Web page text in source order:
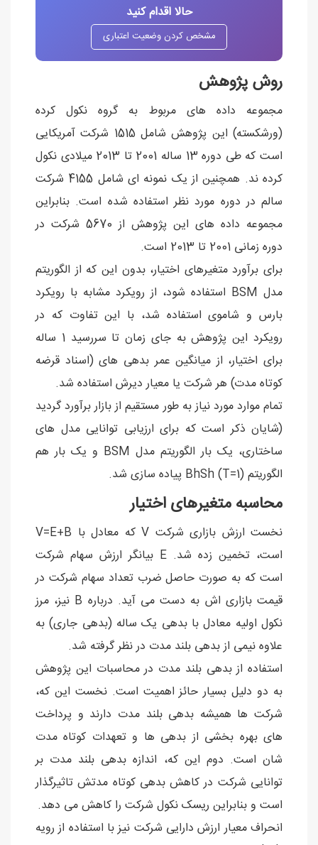
حالا اقدام کنید
مشخص کردن وضعیت اعتباری
روش پژوهش
مجموعه داده های مربوط به گروه نکول کرده
(ورشکسته) این پژوهش شامل 1515 شرکت آمریکایی
است که طی دوره 13 ساله 2001 تا 2013 میلادی نکول
کرده ند. همچنین از یک نمونه ای شامل 4155 شرکت
سالم در دوره مورد نظر استفاده شده است. بنابراین
مجموعه داده های این پژوهش از 5670 شرکت در
دوره زمانی 2001 تا 2013 است.
برای برآورد متغیرهای اختیار، بدون این که از الگوریتم
مدل BSM استفاده شود، از رویکرد مشابه با رویکرد
بارس و شاموی استفاده شد، با این تفاوت که در
رویکرد این پژوهش به جای زمان تا سررسید 1 ساله
برای اختیار، از میانگین عمر بدهی های (اسناد قرضه
کوتاه مدت) هر شرکت یا معیار دیرش استفاده شد.
تمام موارد مورد نیاز به طور مستقیم از بازار برآورد گردید
(شایان ذکر است که برای ارزیابی توانایی مدل های
ساختاری، یک بار الگوریتم مدل BSM و یک بار هم
الگوریتم BhSh (T=1) پیاده سازی شد.
محاسبه متغیرهای اختیار
نخست ارزش بازاری شرکت V که معادل با V=E+B
است، تخمین زده شد. E بیانگر ارزش سهام شرکت
است که به صورت حاصل ضرب تعداد سهام شرکت در
قیمت بازاری اش به دست می آید. درباره B نیز، مرز
نکول اولیه معادل با بدهی یک ساله (بدهی جاری) به
علاوه نیمی از بدهی بلند مدت در نظر گرفته شد.
استفاده از بدهی بلند مدت در محاسبات این پژوهش
به دو دلیل بسیار حائز اهمیت است. نخست این که،
شرکت ها همیشه بدهی بلند مدت دارند و پرداخت
های بهره بخشی از بدهی ها و تعهدات کوتاه مدت
شان است. دوم این که، اندازه بدهی بلند مدت بر
توانایی شرکت در کاهش بدهی کوتاه مدتش تاثیرگذار
است و بنابراین ریسک نکول شرکت را کاهش می دهد.
انحراف معیار ارزش دارایی شرکت نیز با استفاده از رویه